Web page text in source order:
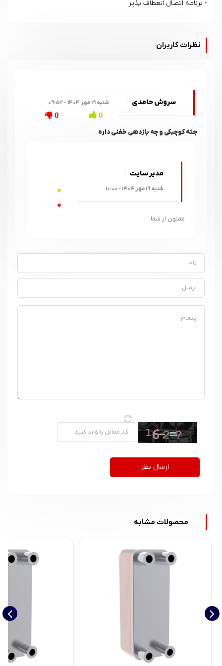
- برنامه اتصال انعطاف پذیر
نظرات کاربران
سروش حامدی شنبه 19 مهر 1404 - 09:52
0
0
جثه کوچیکی و چه بازدهی خفنی داره
مدیر سایت
شنبه 19 مهر 1404 - 10:00
0
0
ممنون از شما
ارسال نظر
محصولات مشابه